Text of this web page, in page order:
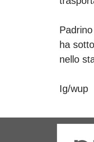
ha
nello
Ig/wup